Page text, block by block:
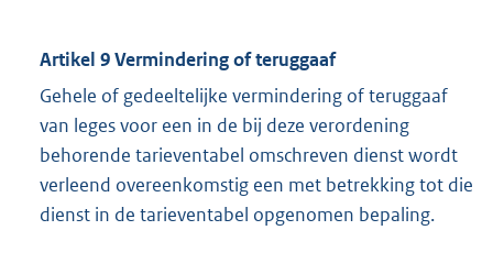
Artikel 9 Vermindering of teruggaaf
Gehele of gedeeltelijke vermindering of teruggaaf
van leges voor een in de bij deze verordening
behorende tarieventabel omschreven dienst wordt
verleend overeenkomstig een met betrekking tot die
dienst in de tarieventabel opgenomen bepaling.